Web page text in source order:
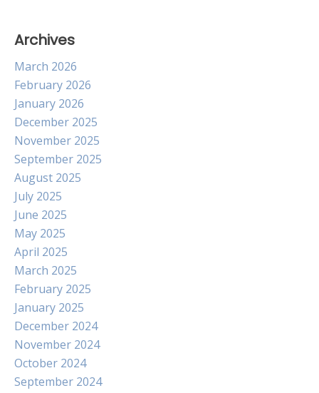
Archives
March 2026
February 2026
January 2026
December 2025
November 2025
September 2025
August 2025
July 2025
June 2025
May 2025
April 2025
March 2025
February 2025
January 2025
December 2024
November 2024
October 2024
September 2024